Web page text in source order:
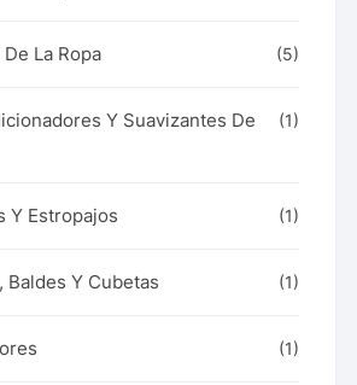
La Ropa (5)
Y Suavizantes De
(1)
Y Estropajos (1)
Baldes Y Cubetas (1)
(1)